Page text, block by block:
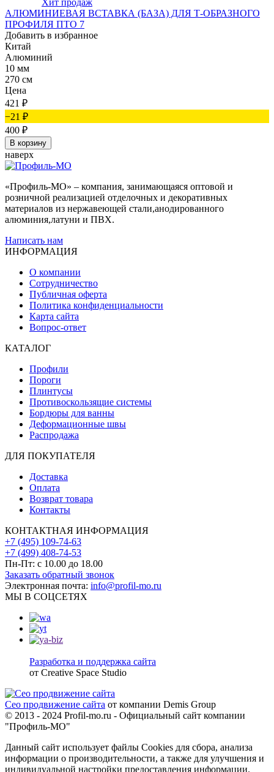
Хит продаж
АЛЮМИНИЕВАЯ ВСТАВКА (БАЗА) ДЛЯ Т-ОБРАЗНОГО
ПРОФИЛЯ ПТО 7
Добавить в избранное
Китай
Алюминий
10 мм
270 см
Цена
421 ₽
−21 ₽
400 ₽
В корзину
наверх
«Профиль-МО» – компания, занимающаяся оптовой и
розничной реализацией отделочных и декоративных
материалов из нержавеющей стали,анодированного
алюминия,латуни и ПВХ.
Написать нам
ИНФОРМАЦИЯ
О компании
Сотрудничество
Публичная оферта
Политика конфиденциальности
Карта сайта
Вопрос-ответ
КАТАЛОГ
Профили
Пороги
Плинтусы
Противоскользящие системы
Бордюры для ванны
Деформационные швы
Распродажа
ДЛЯ ПОКУПАТЕЛЯ
Доставка
Оплата
Возврат товара
Контакты
КОНТАКТНАЯ ИНФОРМАЦИЯ
+7 (495) 109-74-63
+7 (499) 408-74-53
Пн-Пт: с 10.00 до 18.00
Заказать обратный звонок
Электронная почта: info@profil-mo.ru
МЫ В СОЦСЕТЯХ
Разработка и поддержка сайта
от Creative Space Studio
Сео продвижение сайта от компании Demis Group
© 2013 - 2024 Profil-mo.ru - Официальный сайт компании
"Профиль-МО"
Данный сайт использует файлы Cookies для сбора, анализа
информации о производительности, а также для улучшения и
индивидуальной настройки предоставления информации.